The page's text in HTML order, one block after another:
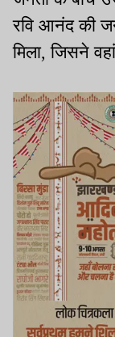
रवि आनंद की
मिला, जिसने